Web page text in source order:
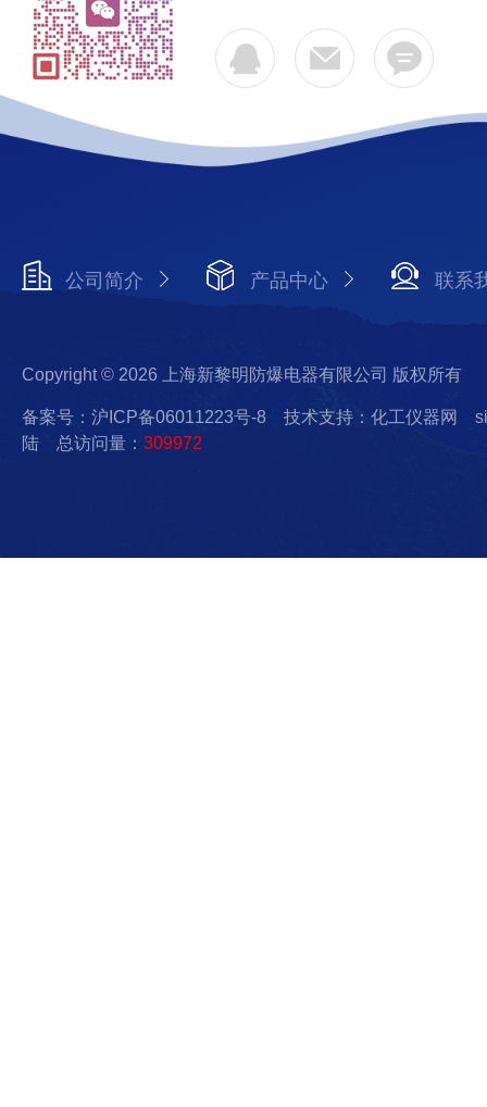
公司简介 产品中心 联系
Copyright © 2026 上海新黎明防爆电器有限公司 版权所有
备案号：沪ICP备06011223号-8 技术支持：化工仪器网
陆 总访问量： 309972